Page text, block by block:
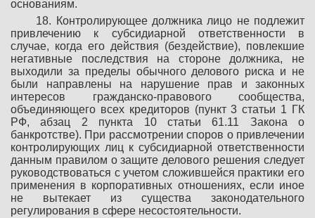
основаниям.
18. Контролирующее должника лицо не подлежит
привлечению к субсидиарной ответственности в
случае, когда его действия (бездействие), повлекшие
негативные последствия на стороне должника, не
выходили за пределы обычного делового риска и не
были направлены на нарушение прав и законных
интересов гражданско-правового сообщества,
объединяющего всех кредиторов (пункт 3 статьи 1 ГК
РФ, абзац 2 пункта 10 статьи 61.11 Закона о
банкротстве). При рассмотрении споров о привлечении
контролирующих лиц к субсидиарной ответственности
данным правилом о защите делового решения следует
руководствоваться с учетом сложившейся практики его
применения в корпоративных отношениях, если иное
не вытекает из существа законодательного
регулирования в сфере несостоятельности.